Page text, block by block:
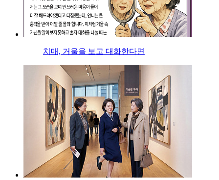
치매, 거울을 보고 대화한다면